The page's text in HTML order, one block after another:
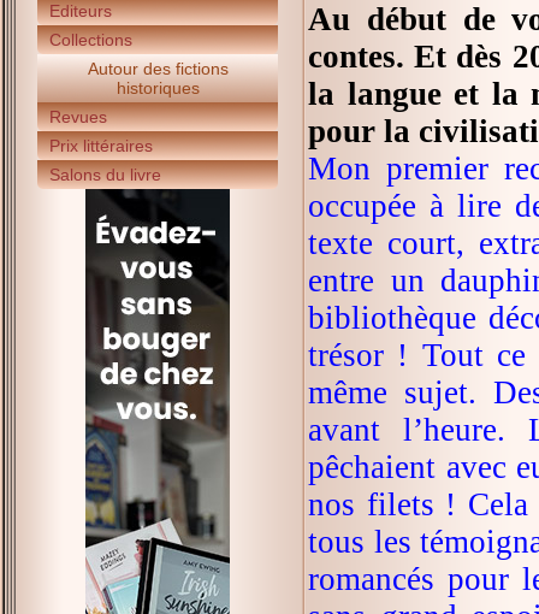
Editeurs
Collections
Autour des fictions
historiques
Revues
Prix littéraires
Salons du livre
Au début de
contes. Et dès
la langue et la
pour la
Mon premier
occupée à lire
texte court,
entre un
bibliothèque
trésor ! Tout ce
même sujet.
avant l’heure.
pêchaient avec
nos filets ! Cela
tous les
romancés pour